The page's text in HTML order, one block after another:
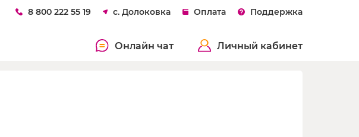
8 800 222 55 19 с. Долоковка Оплата Поддержка
Онлайн чат Личный кабинет